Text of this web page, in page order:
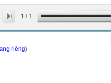
1 / 1
riêng)